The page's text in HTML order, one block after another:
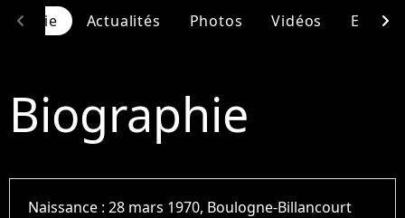
Actualités Photos Vidéos
chevron_left chevron_right
Biographie
Naissance :28 mars 1970, Boulogne-Billancourt